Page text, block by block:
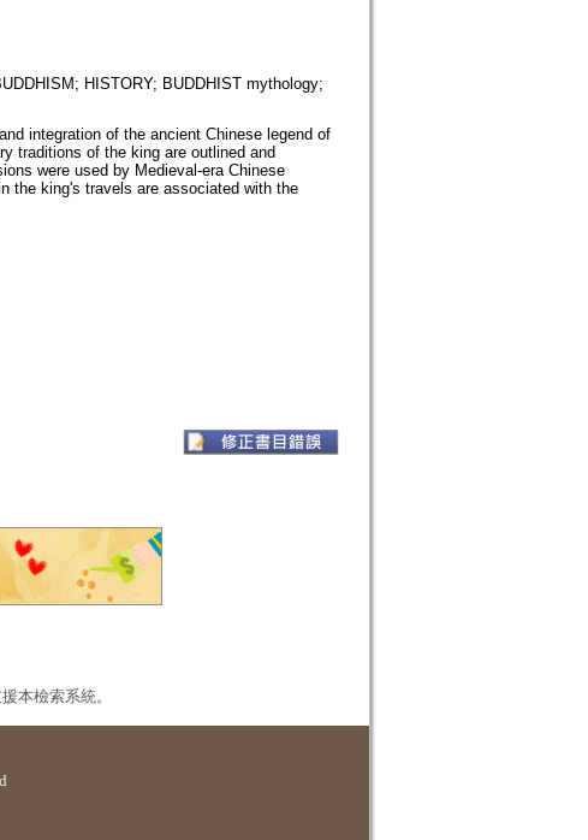
HISTORY; BUDDHIST mythology;
integration of the ancient Chinese legend of
traditions of the king are outlined and
were used by Medieval-era Chinese
the king's travels are associated with the
本檢索系統。